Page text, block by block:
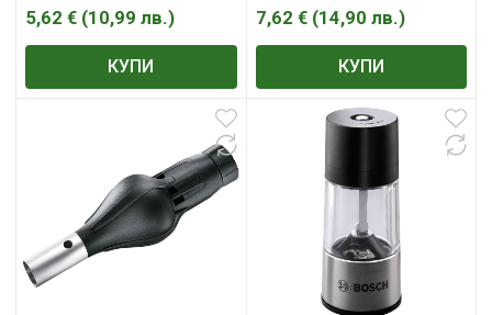
5,62 € (10,99 лв.)
КУПИ
7,62 € (14,90 лв.)
КУПИ